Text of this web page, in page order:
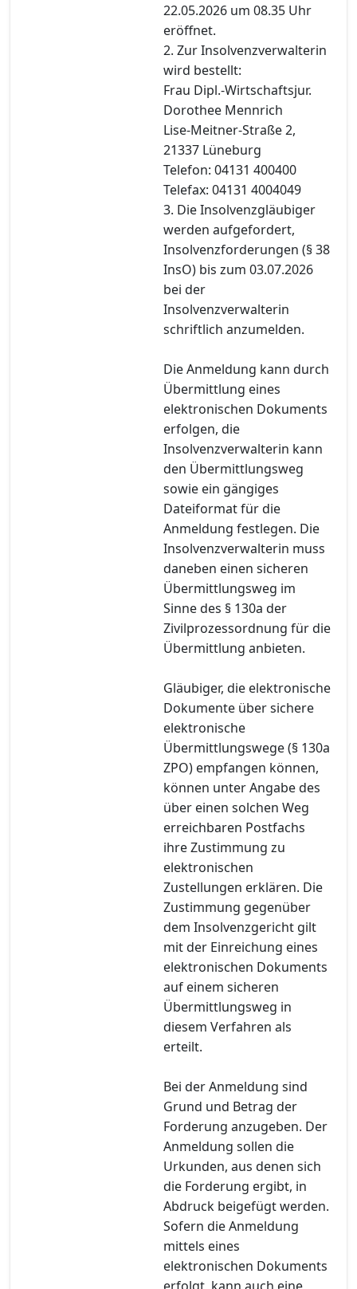
22.05.2026 um 08.35 Uhr
eröffnet.
2. Zur Insolvenzverwalterin
wird bestellt:
Frau Dipl.-Wirtschaftsjur.
Dorothee Mennrich
Lise-Meitner-Straße 2,
21337 Lüneburg
Telefon: 04131 400400
Telefax: 04131 4004049
3. Die Insolvenzgläubiger
werden aufgefordert,
Insolvenzforderungen (§ 38
InsO) bis zum 03.07.2026
bei der
Insolvenzverwalterin
schriftlich anzumelden.
Die Anmeldung kann durch
Übermittlung eines
elektronischen Dokuments
erfolgen, die
Insolvenzverwalterin kann
den Übermittlungsweg
sowie ein gängiges
Dateiformat für die
Anmeldung festlegen. Die
Insolvenzverwalterin muss
daneben einen sicheren
Übermittlungsweg im
Sinne des § 130a der
Zivilprozessordnung für die
Übermittlung anbieten.
Gläubiger, die elektronische
Dokumente über sichere
elektronische
Übermittlungswege (§ 130a
ZPO) empfangen können,
können unter Angabe des
über einen solchen Weg
erreichbaren Postfachs
ihre Zustimmung zu
elektronischen
Zustellungen erklären. Die
Zustimmung gegenüber
dem Insolvenzgericht gilt
mit der Einreichung eines
elektronischen Dokuments
auf einem sicheren
Übermittlungsweg in
diesem Verfahren als
erteilt.
Bei der Anmeldung sind
Grund und Betrag der
Forderung anzugeben. Der
Anmeldung sollen die
Urkunden, aus denen sich
die Forderung ergibt, in
Abdruck beigefügt werden.
Sofern die Anmeldung
mittels eines
elektronischen Dokuments